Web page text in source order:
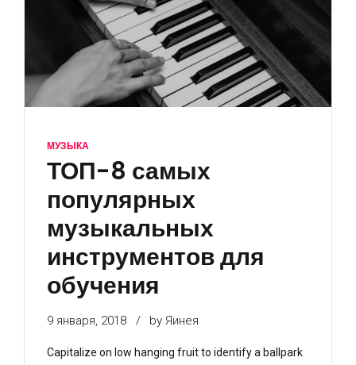
МУЗЫКА
ТОП-8 самых
популярных
музыкальных
инструментов для
обучения
9 января, 2018 by Яинея
Capitalize on low hanging fruit to identify a ballpark